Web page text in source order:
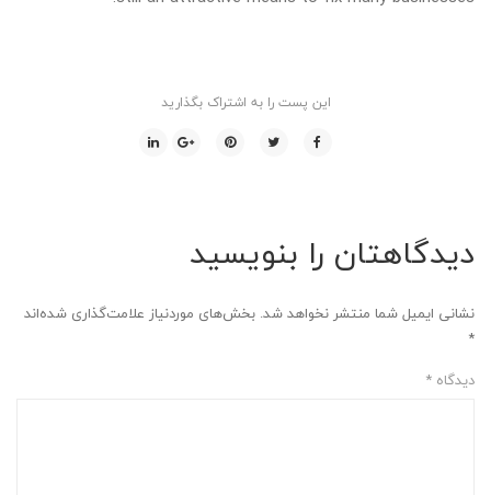
این پست را به اشتراک بگذارید
دیدگاهتان را بنویسید
نشانی ایمیل شما منتشر نخواهد شد. بخش‌های موردنیاز علامت‌گذاری شده‌اند
*
دیدگاه *